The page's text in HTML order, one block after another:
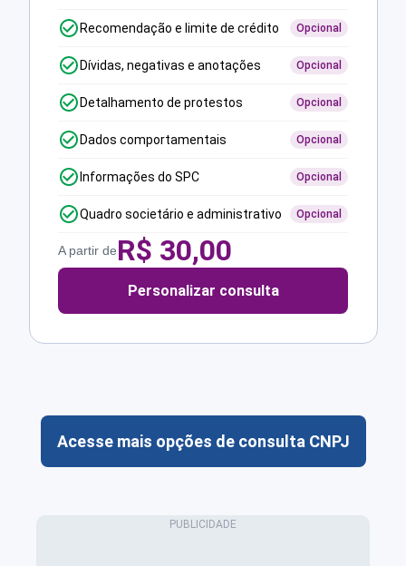
Recomendação e limite de crédito Opcional
Dívidas, negativas e anotações Opcional
Detalhamento de protestos Opcional
Dados comportamentais Opcional
Informações do SPC Opcional
Quadro societário e administrativo Opcional
A partir deR$ 30,00
Personalizar consulta
Acesse mais opções de consulta CNPJ